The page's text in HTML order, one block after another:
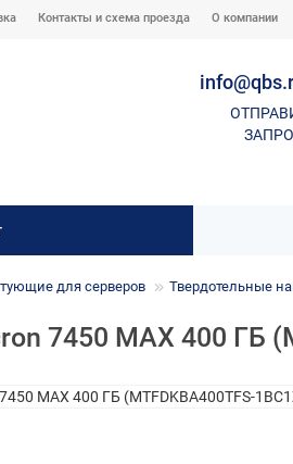
Контакты и схема проезда О компании
для серверов Твердотельные
7450 MAX 400 ГБ